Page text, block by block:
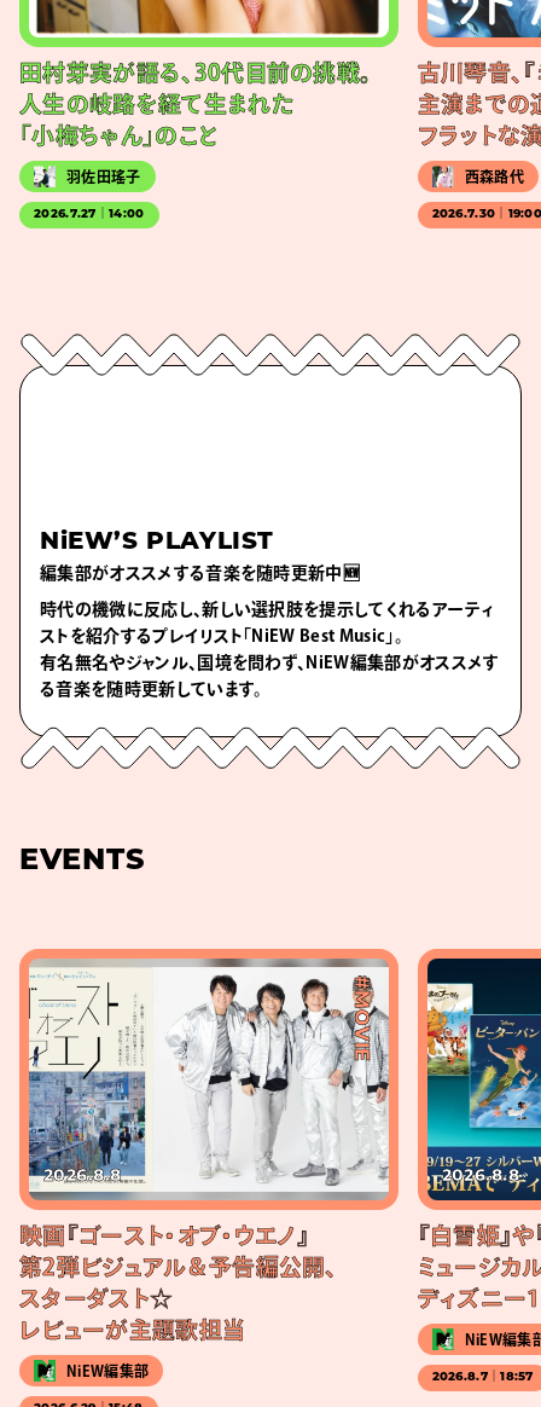
田村芽実が語る、30代目前の挑戦。
人生の岐路を経て生まれた
「小梅ちゃん」のこと
羽佐田瑤子
2026.7.27｜14:00
古川琴音、
主演までの
フラットな
西森路代
2026.7.30｜
NiEW’S PLAYLIST
編集部がオススメする音楽を随時更新中🆕
時代の機微に反応し、新しい選択肢を提示してくれるアーティ
ストを紹介するプレイリスト「NiEW Best Music」。
有名無名やジャンル、国境を問わず、NiEW編集部がオススメす
る音楽を随時更新しています。
EVENTS
#MOVIE
2026.8.8
映画『ゴースト・オブ・ウエノ』
第2弾ビジュアル＆予告編公開、
スターダスト☆
レビューが主題歌担当
NiEW編集部
2026.8.8
『白雪姫』
ミュージカル
ディズニー
NiEW編集
2026.8.7｜18:57